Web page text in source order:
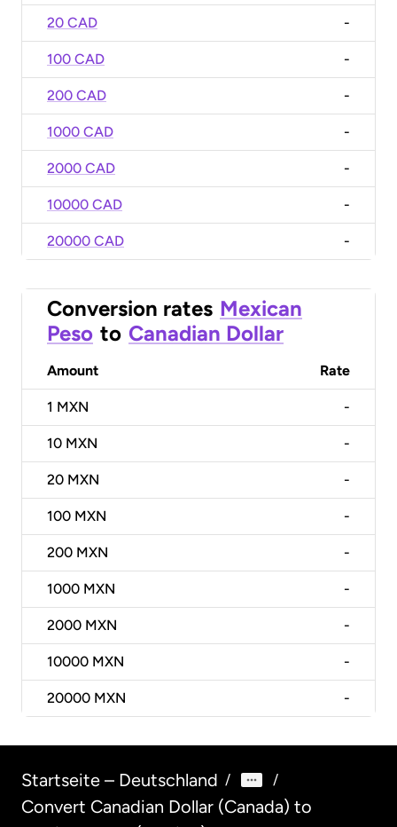
20 CAD -
100 CAD -
200 CAD -
1000 CAD -
2000 CAD -
10000 CAD -
20000 CAD -
Conversion rates Mexican
Peso to Canadian Dollar
Amount Rate
1 MXN -
10 MXN -
20 MXN -
100 MXN -
200 MXN -
1000 MXN -
2000 MXN -
10000 MXN -
20000 MXN -
Startseite – Deutschland / /
Convert Canadian Dollar (Canada) to